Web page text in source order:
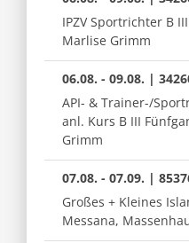
IPZV Sportrichter B
Marlise Grimm
06.08. - 09.08. |
API- & Trainer-/
anl. Kurs B III
Grimm
07.08. - 07.09. |
Großes + Kleines
Messana,